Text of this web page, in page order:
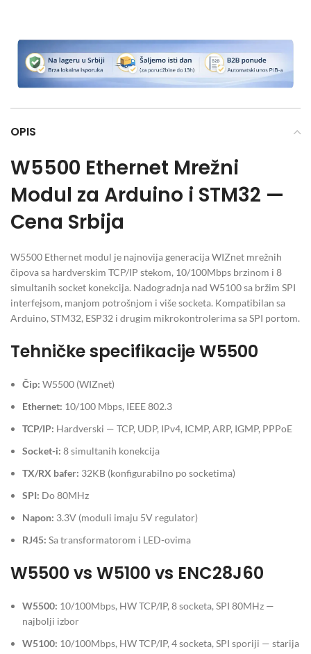
OPIS
W5500 Ethernet Mrežni
Modul za Arduino i STM32 —
Cena Srbija
W5500 Ethernet modul je najnovija generacija WIZnet mrežnih
čipova sa hardverskim TCP/IP stekom, 10/100Mbps brzinom i 8
simultanih socket konekcija. Nadogradnja nad W5100 sa bržim SPI
interfejsom, manjom potrošnjom i više socketa. Kompatibilan sa
Arduino, STM32, ESP32 i drugim mikrokontrolerima sa SPI portom.
Tehničke specifikacije W5500
Čip: W5500 (WIZnet)
Ethernet: 10/100 Mbps, IEEE 802.3
TCP/IP: Hardverski — TCP, UDP, IPv4, ICMP, ARP, IGMP, PPPoE
Socket-i: 8 simultanih konekcija
TX/RX bafer: 32KB (konfigurabilno po socketima)
SPI: Do 80MHz
Napon: 3.3V (moduli imaju 5V regulator)
RJ45: Sa transformatorom i LED-ovima
W5500 vs W5100 vs ENC28J60
W5500: 10/100Mbps, HW TCP/IP, 8 socketa, SPI 80MHz —
najbolji izbor
W5100: 10/100Mbps, HW TCP/IP, 4 socketa, SPI sporiji — starija